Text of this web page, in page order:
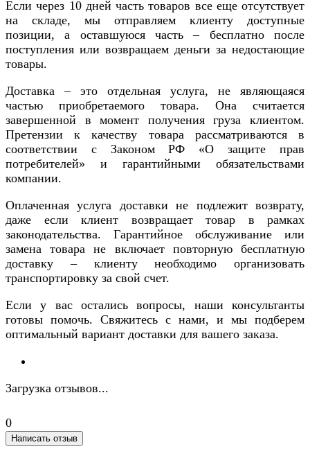
Если через 10 дней часть товаров все еще отсутствует
на складе, мы отправляем клиенту доступные
позиции, а оставшуюся часть – бесплатно после
поступления или возвращаем деньги за недостающие
товары.
Доставка – это отдельная услуга, не являющаяся
частью приобретаемого товара. Она считается
завершенной в момент получения груза клиентом.
Претензии к качеству товара рассматриваются в
соответствии с Законом РФ «О защите прав
потребителей» и гарантийными обязательствами
компании.
Оплаченная услуга доставки не подлежит возврату,
даже если клиент возвращает товар в рамках
законодательства. Гарантийное обслуживание или
замена товара не включает повторную бесплатную
доставку – клиенту необходимо организовать
транспортировку за свой счет.
Если у вас остались вопросы, наши консультанты
готовы помочь. Свяжитесь с нами, и мы подберем
оптимальный вариант доставки для вашего заказа.
Загрузка отзывов...
0
Написать отзыв